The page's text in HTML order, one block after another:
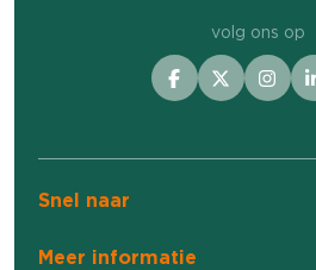
volg ons op
Snel naar
Meer informatie